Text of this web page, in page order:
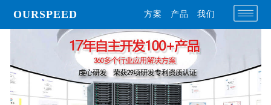
OURSPEED 方案 产品 我们